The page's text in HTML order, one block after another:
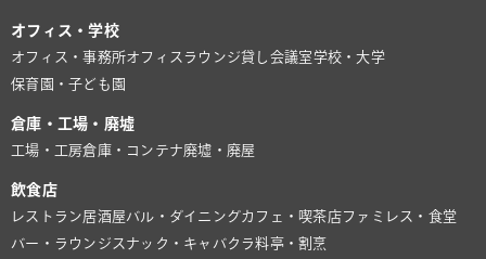
オフィス・学校
オフィス・事務所オフィスラウンジ貸し会議室学校・大学
保育園・子ども園
倉庫・工場・廃墟
工場・工房倉庫・コンテナ廃墟・廃屋
飲食店
レストラン居酒屋バル・ダイニングカフェ・喫茶店ファミレス・食堂
バー・ラウンジ スナック・キャバクラ料亭・割烹